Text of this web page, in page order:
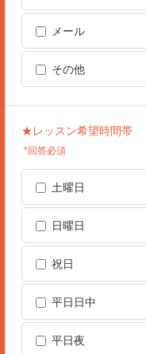
メール
その他
★レッスン希望時間帯
*回答必須
土曜日
日曜日
祝日
平日日中
平日夜